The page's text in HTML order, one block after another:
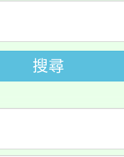
甄選結果(
保險知識
年度學生
新住民語歌
學年度第
甄選結果(
學年度第
甄選結果(
化大學推廣
搜尋